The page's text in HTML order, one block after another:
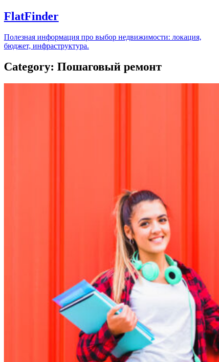
FlatFinder
Полезная информация про выбор недвижимости: локация,
бюджет, инфраструктура.
Category: Пошаговый ремонт